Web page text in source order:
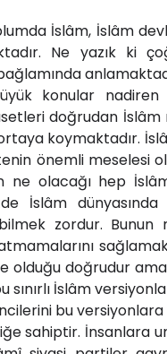
İslâm, İslâm
Ne yazık ki
konular nadiren
doğrudan
koymaktadır.
önemli meselesi
ne olacağı hep
İslâm
zordur. Bunun
olduğu doğrudur
İslâm
bu
sahiptir. İnsanlara